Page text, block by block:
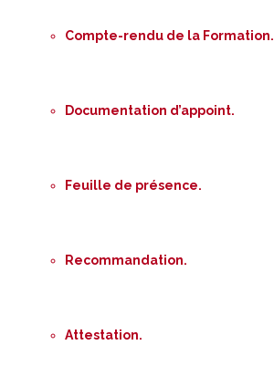
Compte-rendu de la Formation.
Documentation d’appoint.
Feuille de présence.
Recommandation.
Attestation.